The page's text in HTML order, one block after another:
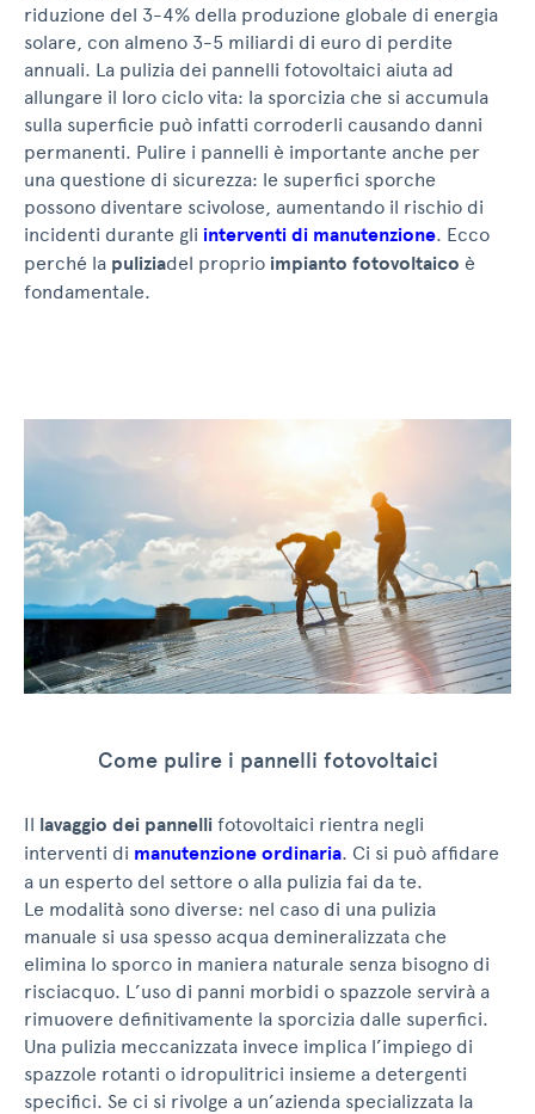
riduzione del 3-4% della produzione globale di energia
solare, con almeno 3-5 miliardi di euro di perdite
annuali. La pulizia dei pannelli fotovoltaici aiuta ad
allungare il loro ciclo vita: la sporcizia che si accumula
sulla superficie può infatti corroderli causando danni
permanenti. Pulire i pannelli è importante anche per
una questione di sicurezza: le superfici sporche
possono diventare scivolose, aumentando il rischio di
incidenti durante gli interventi di manutenzione. Ecco
perché la puliziadel proprio impianto fotovoltaico è
fondamentale.
Come pulire i pannelli fotovoltaici
Il lavaggio dei pannelli fotovoltaici rientra negli
interventi di manutenzione ordinaria. Ci si può affidare
a un esperto del settore o alla pulizia fai da te.
Le modalità sono diverse: nel caso di una pulizia
manuale si usa spesso acqua demineralizzata che
elimina lo sporco in maniera naturale senza bisogno di
risciacquo. L’uso di panni morbidi o spazzole servirà a
rimuovere definitivamente la sporcizia dalle superfici.
Una pulizia meccanizzata invece implica l’impiego di
spazzole rotanti o idropulitrici insieme a detergenti
specifici. Se ci si rivolge a un’azienda specializzata la